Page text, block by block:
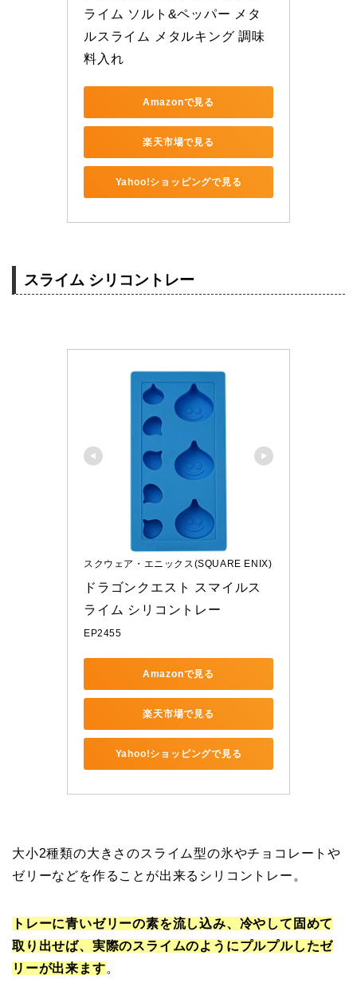
ライム ソルト&ペッパー メタ
ルスライム メタルキング 調味
料入れ
Amazonで見る
楽天市場で見る
Yahoo!ショッピングで見る
スライム シリコントレー
スクウェア・エニックス(SQUARE ENIX)
ドラゴンクエスト スマイルス
ライム シリコントレー
EP2455
Amazonで見る
楽天市場で見る
Yahoo!ショッピングで見る
大小2種類の大きさのスライム型の氷やチョコレートや
ゼリーなどを作ることが出来るシリコントレー。
トレーに青いゼリーの素を流し込み、冷やして固めて
取り出せば、実際のスライムのようにプルプルしたゼ
リーが出来ます。